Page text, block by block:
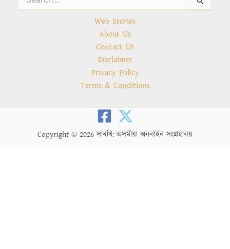
for:
Web Stories
About Us
Contact Us
Disclaimer
Privacy Policy
Terms & Conditions
Copyright © 2026 সাৰথি: অসমীয়া অনলাইন সংগ্ৰহালয়